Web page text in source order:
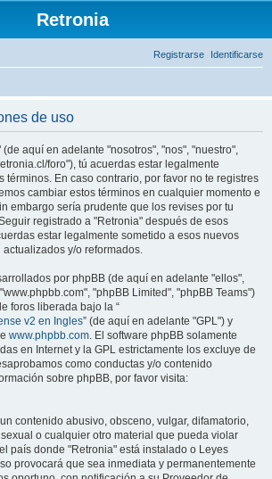
Retronia
Identificarse
Registrarse
B
de uso
aquí en adelante "nosotros", "nos", "nuestro",
foro"), tú acuerdas estar legalmente
términos. En caso contrario, por favor no te registres
cambiar estos términos en cualquier momento e
embargo sería prudente que los revises por tu
registrado a "Retronia" después de esos
estar legalmente sometido a esos nuevos
y/o reformados.
por phpBB (de aquí en adelante "ellos",
"phpBB Limited", "phpBB Teams")
foros liberada bajo la “
v2 en Ingles” (de aquí en adelante "GPL") y
www.phpbb.com. El software phpBB solamente
en Internet y la GPL estrictamente los excluye de
como conductas y/o contenido
sobre phpBB, por favor visita:
contenido abusivo, obsceno, vulgar, difamatorio,
o cualquier otro material que pueda violar
país donde "Retronia" está instalado o Leyes
provocará que sea inmediata y permanentemente